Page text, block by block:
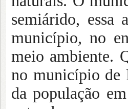
semiárido, essa
município, no
meio ambiente.
no município de
da população